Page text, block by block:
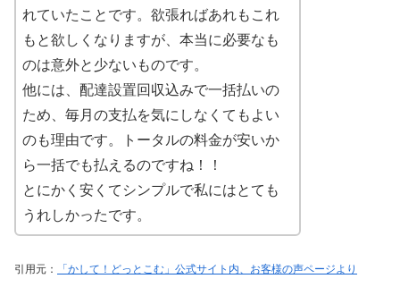
れていたことです。欲張ればあれもこれ
もと欲しくなりますが、本当に必要なも
のは意外と少ないものです。
他には、配達設置回収込みで一括払いの
ため、毎月の支払を気にしなくてもよい
のも理由です。トータルの料金が安いか
ら一括でも払えるのですね！！
とにかく安くてシンプルで私にはとても
うれしかったです。
引用元： 「かして！どっとこむ」公式サイト内、お客様の声ページより